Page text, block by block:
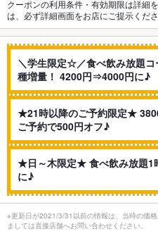
クーポンの利用条件・有効期限は詳細
は、必ず詳細画面をお店にご提示くださ
＼学生限定☆／食べ飲み放題
種増量！ 4200円⇒4000円に♪
★21時以降のご予約限定★
ご予約で500円オフ♪
★日～木限定★ 食べ飲み放題1
に♪
※更新日が2021/3/31以前の情報は、当時の価
ましては直接店舗へお問い合わせください。